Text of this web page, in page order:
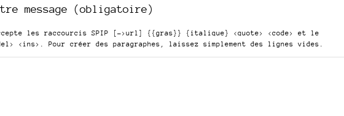
message (obligatoire)
les raccourcis SPIP [->url] {{gras}} {italique} <quote> <code>
et le
<ins> . Pour créer des paragraphes, laissez simplement des lignes vides.